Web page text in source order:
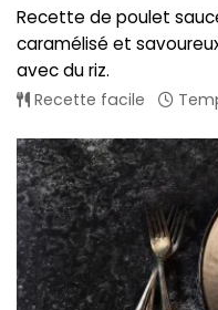
Recette de poulet
caramélisé et
avec du riz.
Recette facile